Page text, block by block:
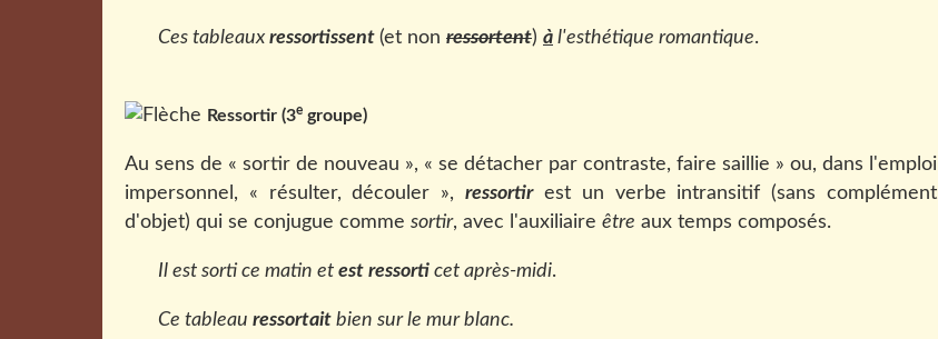
Ces tableaux ressortissent (et non ressortent) à l'esthétique romantique.
Ressortir (3e groupe)
Au sens de « sortir de nouveau », « se détacher par contraste, faire saillie » ou, dans l'emploi
impersonnel, « résulter, découler »,ressortirest un verbe intransitif (sans complément
d'objet) qui se conjugue comme sortir, avec l'auxiliaire être aux temps composés.
Il est sorti ce matin et est ressorti cet après-midi.
Ce tableau ressortait bien sur le mur blanc.